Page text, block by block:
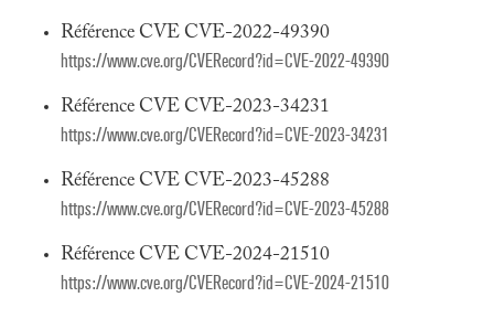
Référence CVE CVE-2022-49390
https://www.cve.org/CVERecord?id=CVE-2022-49390
Référence CVE CVE-2023-34231
https://www.cve.org/CVERecord?id=CVE-2023-34231
Référence CVE CVE-2023-45288
https://www.cve.org/CVERecord?id=CVE-2023-45288
Référence CVE CVE-2024-21510
https://www.cve.org/CVERecord?id=CVE-2024-21510